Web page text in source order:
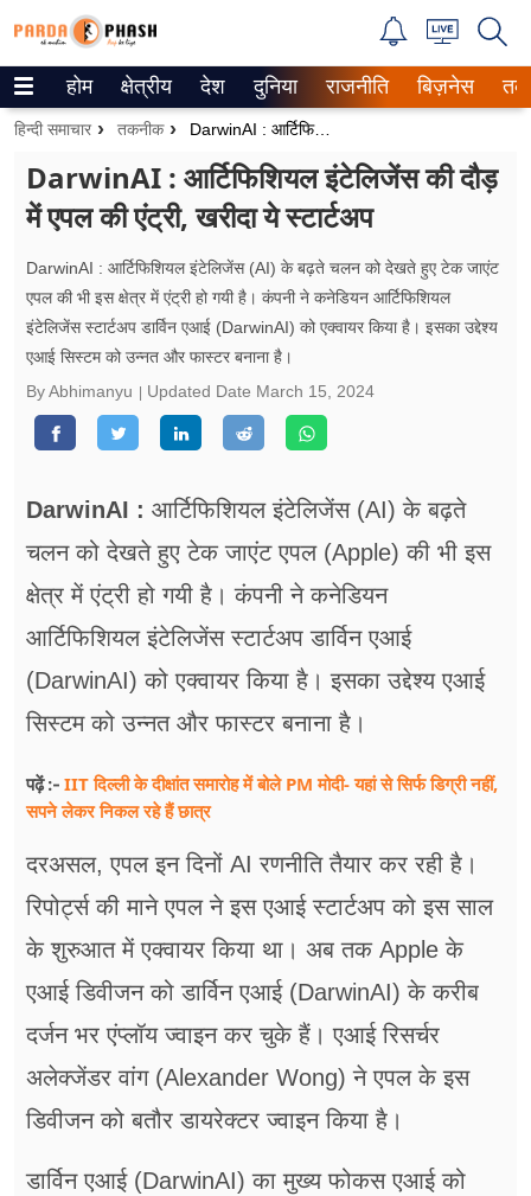
Trending on Google News
वेब स्टोरीज
उत्तर प्रदेश
गैलरी
रिलेशनशिप
फूड
सेहत
ब्‍यूटी
जॉब्स
अन्य खबरें
होम क्षेत्रीय देश दुनिया राजनीति बिज़नेस
हिन्दी समाचार तकनीक DarwinAI : आर्टिफिशियल इंटेलिजेंस की दौड़ में एपल की एंट्री, खरीदा ये स्टार्टअप
DarwinAI : आर्टिफिशियल इंटेलिजेंस की दौड़
में एपल की एंट्री, खरीदा ये स्टार्टअप
DarwinAI : आर्टिफिशियल इंटेलिजेंस (AI) के बढ़ते चलन को देखते हुए टेक जाएंट
एपल की भी इस क्षेत्र में एंट्री हो गयी है। कंपनी ने कनेडियन आर्टिफिशियल
इंटेलिजेंस स्टार्टअप डार्विन एआई (DarwinAI) को एक्वायर किया है। इसका उद्देश्य
एआई सिस्टम को उन्नत और फास्टर बनाना है।
By Abhimanyu
Updated Date March 15, 2024
DarwinAI : आर्टिफिशियल इंटेलिजेंस (AI) के बढ़ते
चलन को देखते हुए टेक जाएंट एपल (Apple) की भी इस
क्षेत्र में एंट्री हो गयी है। कंपनी ने कनेडियन
आर्टिफिशियल इंटेलिजेंस स्टार्टअप डार्विन एआई
(DarwinAI) को एक्वायर किया है। इसका उद्देश्य एआई
सिस्टम को उन्नत और फास्टर बनाना है।
पढ़ें :- IIT दिल्ली के दीक्षांत समारोह में बोले PM मोदी- यहां से सिर्फ डिग्री नहीं,
सपने लेकर निकल रहे हैं छात्र
दरअसल, एपल इन दिनों AI रणनीति तैयार कर रही है।
रिपोर्ट्स की माने एपल ने इस एआई स्टार्टअप को इस साल
के शुरुआत में एक्वायर किया था। अब तक Apple के
एआई डिवीजन को डार्विन एआई (DarwinAI) के करीब
दर्जन भर एंप्लॉय ज्वाइन कर चुके हैं। एआई रिसर्चर
अलेक्जेंडर वांग (Alexander Wong) ने एपल के इस
डिवीजन को बतौर डायरेक्टर ज्वाइन किया है।
डार्विन एआई (DarwinAI) का मुख्य फोकस एआई को